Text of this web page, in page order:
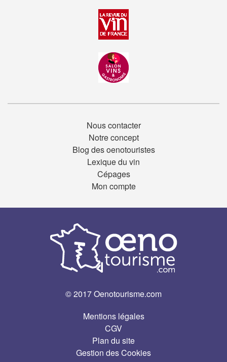
Nous contacter
Notre concept
Blog des oenotouristes
Lexique du vin
Cépages
Mon compte
© 2017 Oenotourisme.com
Mentions légales
CGV
Plan du site
Gestion des Cookies